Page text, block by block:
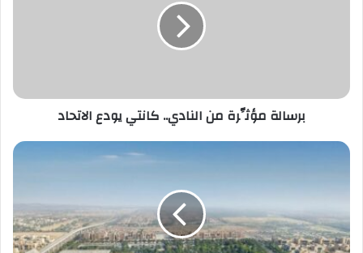
برسالة مؤثِّرة من النادي.. كانتي يودع الاتحاد
بدء
بمساحة
317
ألف